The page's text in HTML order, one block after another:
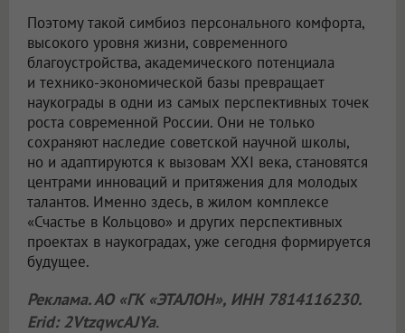
Поэтому такой симбиоз персонального комфорта,
высокого уровня жизни, современного
благоустройства, академического потенциала
и технико-экономической базы превращает
наукограды в одни из самых перспективных точек
роста современной России. Они не только
сохраняют наследие советской научной школы,
но и адаптируются к вызовам XXI века, становятся
центрами инноваций и притяжения для молодых
талантов. Именно здесь, в жилом комплексе
«Счастье в Кольцово» и других перспективных
проектах в наукоградах, уже сегодня формируется
будущее.
Реклама. АО «ГК «ЭТАЛОН», ИНН 7814116230.
Erid: 2VtzqwcAJYa.